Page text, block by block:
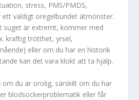
stress, PMS/PMDS,
väldigt oregelbundet ätmönster.
suget är extremt, kommer med
kraftig trötthet, yrsel,
eller om du har en historik
kan det vara klokt att ta hjälp.
om du är orolig, särskilt om du har
blodsockerproblematik eller får